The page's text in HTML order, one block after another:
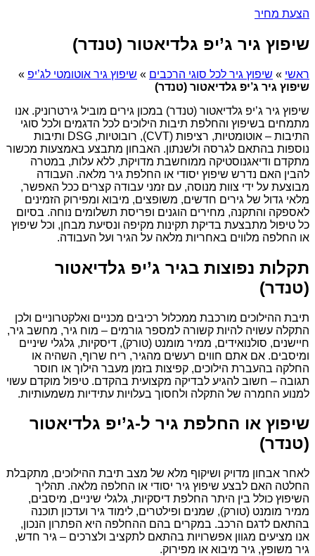
הצעת מחיר
שיפוץ גיר ג’יפ גלדיאטור (טנדר)
ראשי » שיפוץ גיר לכל סוגי הרכבים » שיפוץ גיר אוטומטי לג’יפ »
שיפוץ גיר ג’יפ גלדיאטור (טנדר)
שיפוץ גיר ג’יפ גלדיאטור (טנדר) במכון גירים מוביל גירטרוניק. אנו
מתמחים בשיפוץ והחלפת תיבות הילוכים לכל הדגמים ולכל סוגי
התיבות – אוטומטיות, רציפות (CVT), רובוטיות, DSG ותיבות
נוספות בהתאם לגרסה ולשנתון. האבחון מתבצע באמצעות מכשור
מתקדם ודיאגנוסטיקה ממוחשבת מדויקת, ללא עלות, במטרה
להבין האם נדרש שיפוץ יסודי או החלפת גיר מלאה. העבודה
מבוצעת על ידי צוות מנוסה, עם זמני עבודה קצרים ככל האפשר,
מלאי גדול של גירים חדשים, משופצים, מיבוא ומפירוק הזמינים
לאספקה והתקנה, מחירים הוגנים ופריסת תשלומים נוחה. בסיום
כל טיפול מתבצעת בדיקת תקינות מקיפה ונסיעת מבחן, וכל שיפוץ
או החלפה מלווים באחריות מלאה על הגיר ועל העבודה.
תקלות נפוצות בגיר ג’יפ גלדיאטור
(טנדר)
תיבת ההילוכים מורכבת ממכלול רכיבים מכניים ואלקטרוניים ולכן
התקלה עשויה להיות קשורה למספר גורמים – מוח גיר, מחשב גיר,
חיישנים, סולנואידים, ממיר מומנט (טורק), דיסקיות, גלגלי שיניים
ומיסבים. אם אתם חווים רעשים מהגיר, ריח שרוף, השהיה או
החלקה בהעברת הילוכים, קפיצות בזמן מעבר הילוך או חוסר
תגובה – חשוב להגיע לבדיקה מקצועית בהקדם. טיפול מוקדם עשוי
למנוע החמרה של התקלה ולחסוך בעלויות עתידיות משמעותיות.
שיפוץ או החלפת גיר ל-ג’יפ גלדיאטור
(טנדר)
לאחר אבחון מדויק ושיקוף מלא של מצב תיבת ההילוכים, מתקבלת
החלטה האם לבצע שיפוץ גיר יסודי או החלפה מלאה. תהליך
השיפוץ כולל בין היתר החלפת דיסקיות, גלגלי שיניים, מיסבים,
ממיר מומנט (טורק), שמנים ופילטרים, לימוד גיר ועדכון תוכנה
בהתאם לדגם הרכב. במקרים בהם ההחלפה היא הפתרון הנכון,
אנו מציעים מגוון אפשרויות בהתאם לתקציב ולצרכים – גיר חדש,
גיר משופץ, גיר מיבוא או מפירוק.